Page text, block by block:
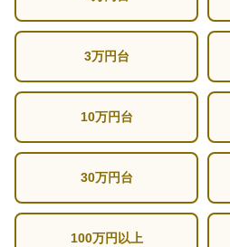
3万円台
10万円台
30万円台
100万円以上